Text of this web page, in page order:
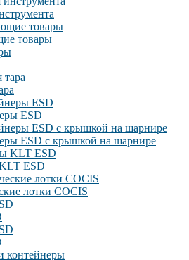
товары
ЕSD
ESD с крышкой на шарнире
ESD
лотки COCIS